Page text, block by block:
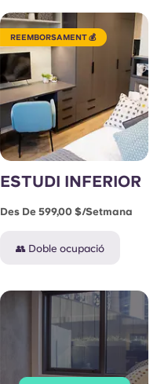
REEMBORSAMENT 💰
ESTUDI INFERIOR
Des De 599,00 $/setmana
👥 Doble ocupació